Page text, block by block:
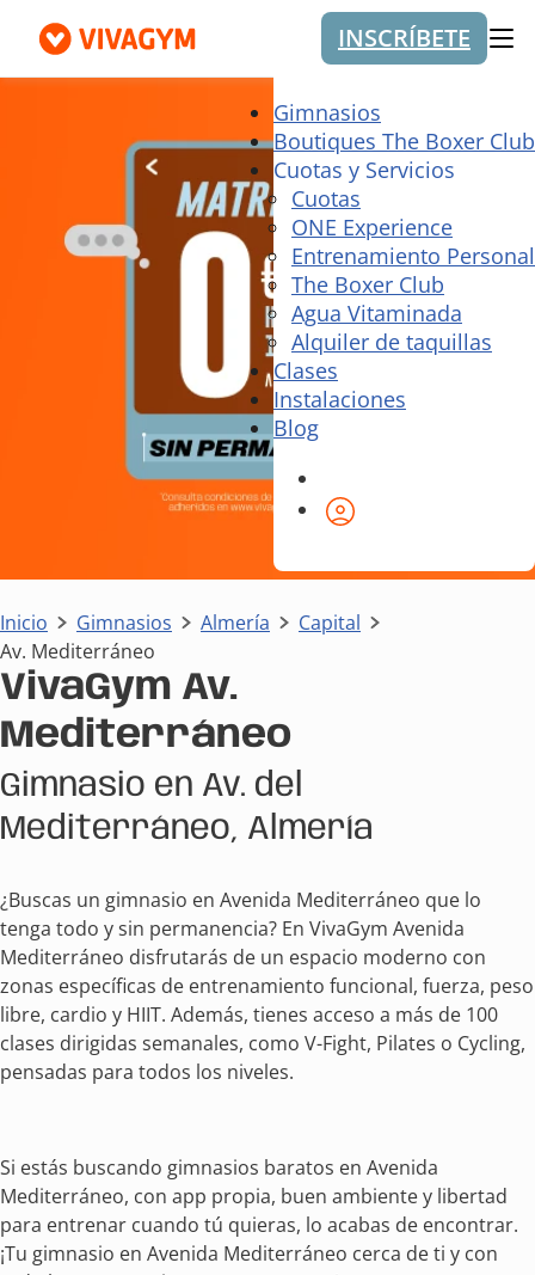
INSCRÍBETE
Gimnasios
Boutiques The Boxer Club
Cuotas y Servicios
Cuotas
ONE Experience
Entrenamiento Personal
The Boxer Club
Agua Vitaminada
Alquiler de taquillas
Clases
Instalaciones
Blog
Inicio Gimnasios Almería
Capital
Av. Mediterráneo
VivaGym Av.
Mediterráneo
Gimnasio en Av. del
Mediterráneo, Almería
¿Buscas un gimnasio en Avenida Mediterráneo que lo
tenga todo y sin permanencia? En VivaGym Avenida
Mediterráneo disfrutarás de un espacio moderno con
zonas específicas de entrenamiento funcional, fuerza, peso
libre, cardio y HIIT. Además, tienes acceso a más de 100
clases dirigidas semanales, como V-Fight, Pilates o Cycling,
pensadas para todos los niveles.
Si estás buscando gimnasios baratos en Avenida
Mediterráneo, con app propia, buen ambiente y libertad
para entrenar cuando tú quieras, lo acabas de encontrar.
¡Tu gimnasio en Avenida Mediterráneo cerca de ti y con